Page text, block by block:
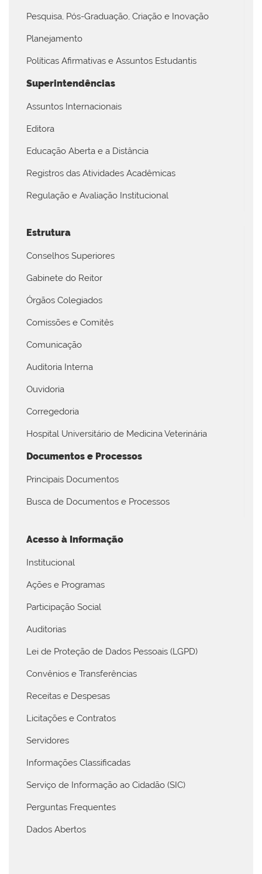
Pesquisa, Pós-Graduação, Criação e Inovação
Planejamento
Políticas Afirmativas e Assuntos Estudantis
Superintendências
Assuntos Internacionais
Editora
Educação Aberta e a Distância
Registros das Atividades Acadêmicas
Regulação e Avaliação Institucional
Estrutura
Conselhos Superiores
Gabinete do Reitor
Órgãos Colegiados
Comissões e Comitês
Comunicação
Auditoria Interna
Ouvidoria
Corregedoria
Hospital Universitário de Medicina Veterinária
Documentos e Processos
Principais Documentos
Busca de Documentos e Processos
Acesso à Informação
Institucional
Ações e Programas
Participação Social
Auditorias
Lei de Proteção de Dados Pessoais (LGPD)
Convênios e Transferências
Receitas e Despesas
Licitações e Contratos
Servidores
Informações Classificadas
Serviço de Informação ao Cidadão (SIC)
Perguntas Frequentes
Dados Abertos